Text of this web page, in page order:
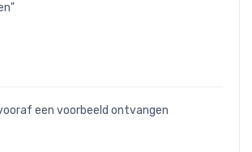
een voorbeeld ontvangen